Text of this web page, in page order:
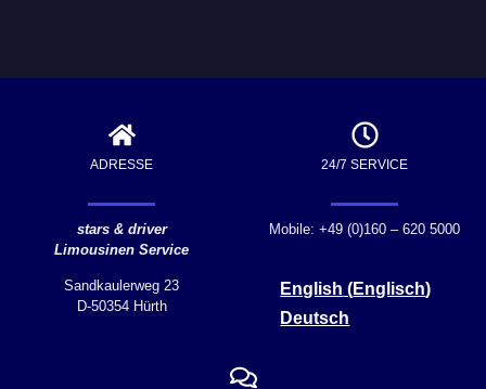
ADRESSE
stars & driver
Limousinen Service
Sandkaulerweg 23
D-50354 Hürth
24/7 SERVICE
Mobile: +49 (0)160 – 620 5000
English (Englisch)
Deutsch